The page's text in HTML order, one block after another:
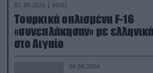
07.08.2026 | 00:02
Τουρκικά οπλισμένα F-16
«συνεπλάκησαν» με
στο Αιγαίο
06.08.2026